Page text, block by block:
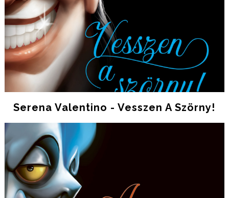
Serena Valentino - Vesszen A Szörny!